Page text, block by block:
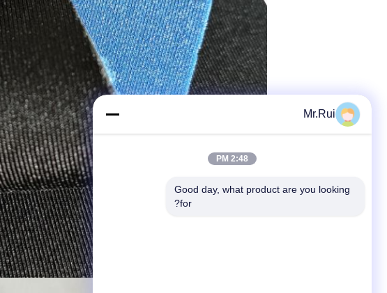
Mr.Rui
2:48 PM
Good day, what product are you looking
for?